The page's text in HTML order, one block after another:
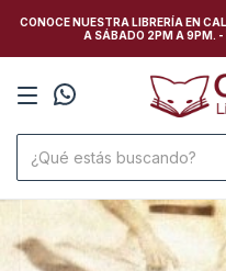
CONOCE NUESTRA LIBRERÍA EN
A SÁBADO 2PM A 9PM.